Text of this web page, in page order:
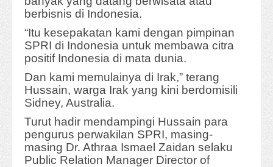
berbisnis di Indonesia.
“Itu kesepakatan kami dengan pimpinan
SPRI di Indonesia untuk membawa citra
positif Indonesia di mata dunia.
Dan kami memulainya di Irak,” terang
Hussain, warga Irak yang kini berdomisili
Sidney, Australia.
Turut hadir mendampingi Hussain para
pengurus perwakilan SPRI, masing-
masing Dr. Athraa Ismael Zaidan selaku
Public Relation Manager Director of